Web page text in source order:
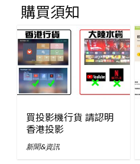
購買須知
買投影機行貨 請認明
香港投影
新聞&資訊